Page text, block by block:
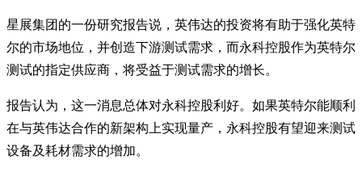
星展集团的一份研究报告说，英伟达的投资将有助于强化英特
尔的市场地位，并创造下游测试需求，而永科控股作为英特尔
测试的指定供应商，将受益于测试需求的增长。
报告认为，这一消息总体对永科控股利好。如果英特尔能顺利
在与英伟达合作的新架构上实现量产，永科控股有望迎来测试
设备及耗材需求的增加。